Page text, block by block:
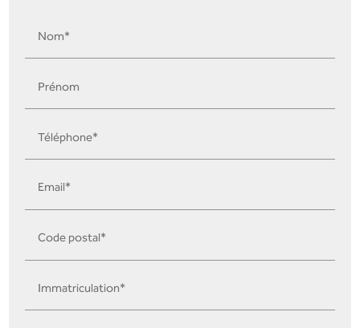
Nom*
Prénom
Téléphone*
Email*
Code postal*
Immatriculation*